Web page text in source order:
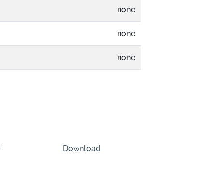
none
none
none
Download